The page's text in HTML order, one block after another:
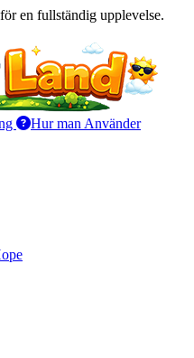
en fullständig upplevelse.
Hur man Använder